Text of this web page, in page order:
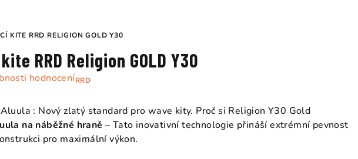
KITE RRD RELIGION GOLD Y30
RRD
RRD Religion GOLD Y30
hodnocení
Aluula : Nový zlatý standard pro wave kity. Proč si Religion Y30 Gold
na náběžné hraně – Tato inovativní technologie přináší extrémní pevnost
pro maximální výkon.